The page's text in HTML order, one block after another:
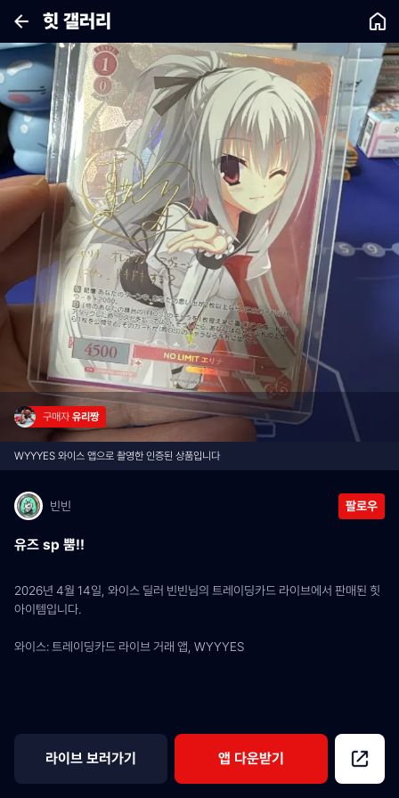
힛 갤러리
구매자 유리짱
WYYYES 와이스 앱으로 촬영한 인증된 상품입니다
빈빈 팔로우
유즈 sp 뿜!!
2026년 4월 14일, 와이스 딜러 빈빈님의 트레이딩카드 라이브에서 판매된 힛
아이템입니다.
와이스: 트레이딩카드 라이브 거래 앱, WYYYES
라이브 보러가기 앱 다운받기